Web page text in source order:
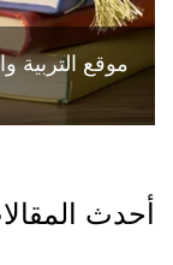
موقع التربية
أحدث